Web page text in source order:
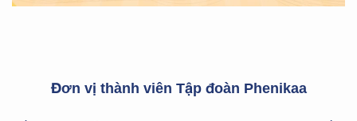
Đơn vị thành viên Tập đoàn Phenikaa